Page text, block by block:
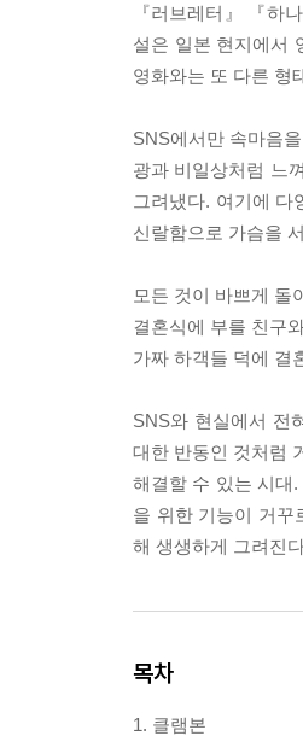
『러브레터』 『하
설은 일본 현지에서
영화와는 또 다른 형
SNS에서만 속마음
광과 비일상처럼 느
그려냈다. 여기에 다
신랄함으로 가슴을
모든 것이 바쁘게 돌
결혼식에 부를 친구
가짜 하객들 덕에 결
SNS와 현실에서 전
대한 반동인 것처럼
해결할 수 있는 시대
을 위한 기능이 거꾸
해 생생하게 그려진
목차
1. 클램본